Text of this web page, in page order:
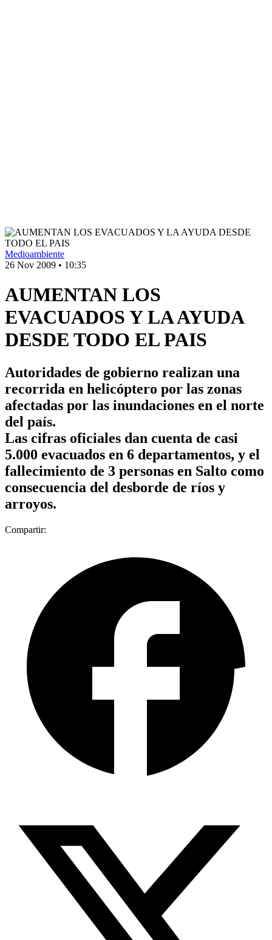
Medioambiente
26 Nov 2009 • 10:35
AUMENTAN LOS
EVACUADOS Y LA AYUDA
DESDE TODO EL PAIS
Autoridades de gobierno realizan una
recorrida en helicóptero por las zonas
afectadas por las inundaciones en el norte
del país.
Las cifras oficiales dan cuenta de casi
5.000 evacuados en 6 departamentos, y el
fallecimiento de 3 personas en Salto como
consecuencia del desborde de ríos y
arroyos.
Compartir: